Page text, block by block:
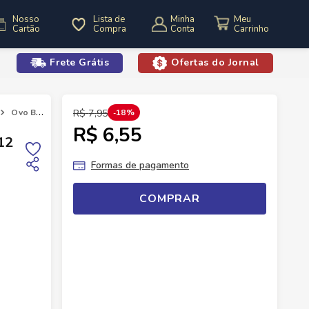
Nosso
Cartão
Lista de
Compra
Minha
Conta
Frete Grátis Ofertas do Jornal
Ovo Branco Grande Coag Com 12 R$ 7,95 18%
R$ 6,55
Formas de pagamento
COMPRAR